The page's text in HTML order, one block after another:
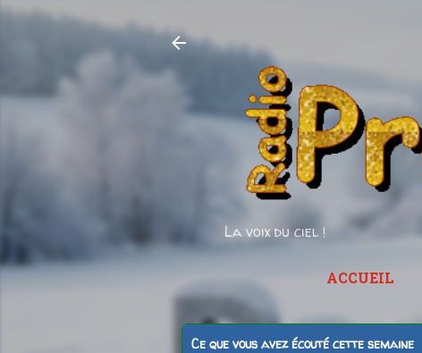
La voix du ciel !
ACCUEIL
Ce que vous avez écouté cette semaine